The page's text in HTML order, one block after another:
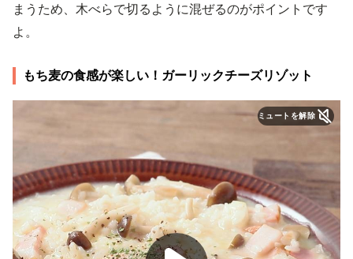
まうため、木べらで切るように混ぜるのがポイントです
よ。
もち麦の食感が楽しい！ガーリックチーズリゾット
ミュートを解除